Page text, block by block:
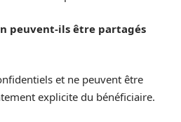
peuvent-ils être partagés
et ne peuvent être
explicite du bénéficiaire.